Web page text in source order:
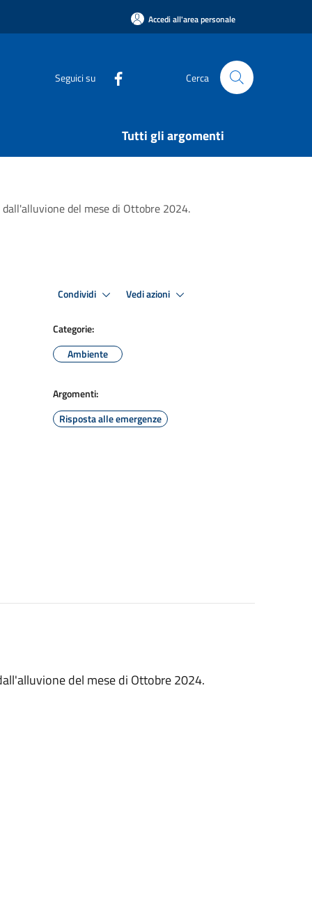
Accedi all'area personale
Seguici su Cerca
Tutti gli argomenti
del mese di Ottobre 2024.
Condividi Vedi azioni
Categorie:
Ambiente
Argomenti:
Risposta alle emergenze
del mese di Ottobre 2024.